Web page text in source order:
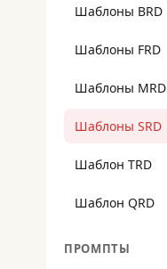
Шаблоны BRD
Шаблоны FRD
Шаблоны MRD
Шаблоны SRD
Шаблон TRD
Шаблон QRD
ПРОМПТЫ